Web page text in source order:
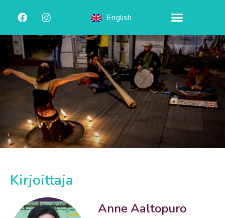
English
Kirjoittaja
Anne Aaltopuro